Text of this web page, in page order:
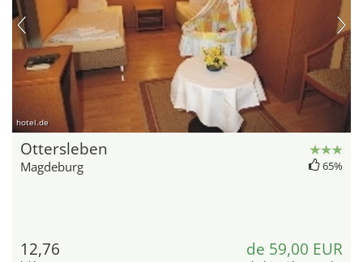
hotel.de
Ottersleben
Magdeburg 65%
12,76 de 59,00 EUR